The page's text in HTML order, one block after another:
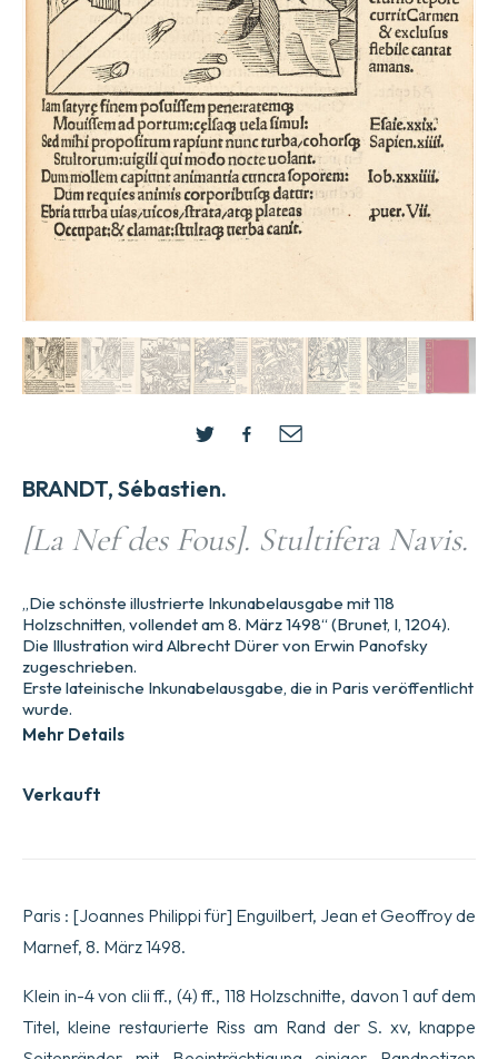
BRANDT, Sébastien.
[La Nef des Fous]. Stultifera Navis.
Verkauft
„Die schönste illustrierte Inkunabelausgabe mit 118
Holzschnitten, vollendet am 8. März 1498“ (Brunet, I, 1204).
Die Illustration wird Albrecht Dürer von Erwin Panofsky
zugeschrieben.
Erste lateinische Inkunabelausgabe, die in Paris veröffentlicht
wurde.
Mehr Details
Paris : [Joannes Philippi für] Enguilbert, Jean et Geoffroy de
Marnef, 8. März 1498.
Klein in-4 von clii ff., (4) ff., 118 Holzschnitte, davon 1 auf dem
Titel, kleine restaurierte Riss am Rand der S. xv, knappe